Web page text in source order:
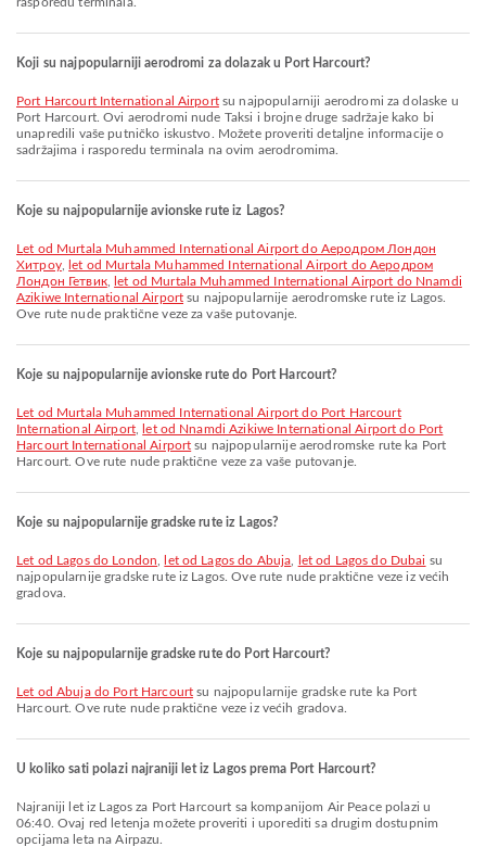
Koji su najpopularniji aerodromi za dolazak u Port Harcourt?
Port Harcourt International Airportsu najpopularniji aerodromi za dolaske u
Port Harcourt. Ovi aerodromi nude Taksi i brojne druge sadržaje kako bi
unapredili vaše putničko iskustvo. Možete proveriti detaljne informacije o
sadržajima i rasporedu terminala na ovim aerodromima.
Koje su najpopularnije avionske rute iz Lagos?
let od Murtala Muhammed International Airport do Аеродром Лондон
Хитроу,
let od Murtala Muhammed International Airport do Аеродром
Лондон Гетвик,
let od Murtala Muhammed International Airport do Nnamdi
Azikiwe International Airport su najpopularnije aerodromske rute iz Lagos.
Ove rute nude praktične veze za vaše putovanje.
Koje su najpopularnije avionske rute do Port Harcourt?
let od Murtala Muhammed International Airport do Port Harcourt
International Airport,
let od Nnamdi Azikiwe International Airport do Port
Harcourt International Airport su najpopularnije aerodromske rute ka Port
Harcourt. Ove rute nude praktične veze za vaše putovanje.
Koje su najpopularnije gradske rute iz Lagos?
let od Lagos do London let od Lagos do Abuja let od Lagos do Dubai su
najpopularnije gradske rute iz Lagos. Ove rute nude praktične veze iz većih
gradova.
Koje su najpopularnije gradske rute do Port Harcourt?
let od Abuja do Port Harcourt su najpopularnije gradske rute ka Port
Harcourt. Ove rute nude praktične veze iz većih gradova.
U koliko sati polazi najraniji let iz Lagos prema Port Harcourt?
Najraniji let iz Lagos za Port Harcourt sa kompanijom Air Peace polazi u
06:40. Ovaj red letenja možete proveriti i uporediti sa drugim dostupnim
opcijama leta na Airpazu.